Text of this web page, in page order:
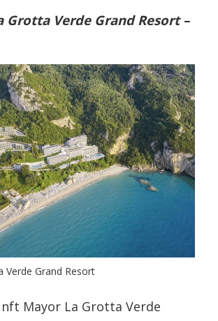
Grotta Verde Grand Resort –
Verde Grand Resort
Mayor La Grotta Verde